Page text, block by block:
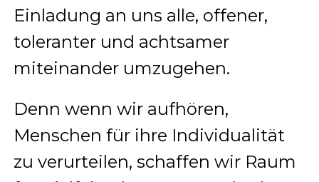
Einladung an uns alle, offener,
toleranter und achtsamer
miteinander umzugehen.
Denn wenn wir aufhören,
Menschen für ihre Individualität
zu verurteilen, schaffen wir Raum